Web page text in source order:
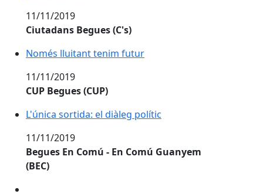
11/11/2019
Ciutadans Begues (C's)
Només lluitant tenim futur
11/11/2019
CUP Begues (CUP)
L'única sortida: el diàleg polític
11/11/2019
Begues En Comú - En Comú Guanyem
(BEC)